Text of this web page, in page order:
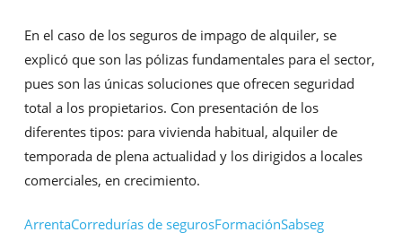
En el caso de los seguros de impago de alquiler, se
explicó que son las pólizas fundamentales para el sector,
pues son las únicas soluciones que ofrecen seguridad
total a los propietarios. Con presentación de los
diferentes tipos: para vivienda habitual, alquiler de
temporada de plena actualidad y los dirigidos a locales
comerciales, en crecimiento.
ArrentaCorredurías de segurosFormaciónSabseg